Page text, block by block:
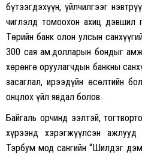
бүтээгдэхүүн, үйлчилгээг
чиглэлд томоохон ахиц дэвшил
Төрийн банк олон улсын
300 сая ам.долларын бондыг
хөрөнгө оруулагчдын банкны
засаглал, ирээдүйн өсөлтийн
онцлох үйл явдал болов.
Байгаль орчинд ээлтэй,
хүрээнд хэрэгжүүлсэн
Тэрбум мод сангийн “Шилдэг